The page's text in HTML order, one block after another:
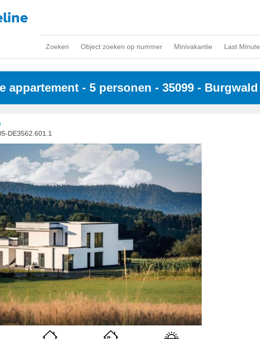
Zoeken Object zoeken op nummer Minivakantie Last Minute
appartement - 5 personen - 35099 - Burgwald
DE3562.601.1